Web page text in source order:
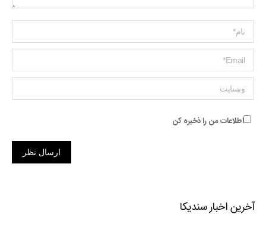
Name *
ایمیل *
وبسایت
اطلاعات من را ذخیره کن
ارسال نظر
آخرین اخبار سندیکا